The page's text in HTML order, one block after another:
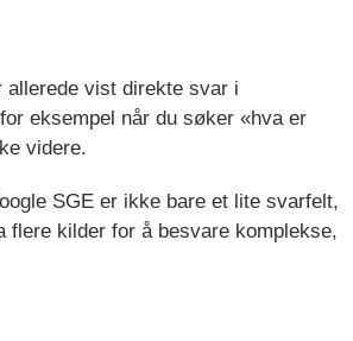
allerede vist direkte svar i
eksempel når du søker «hva er
videre.
SGE er ikke bare et lite svarfelt,
flere kilder for å besvare komplekse,